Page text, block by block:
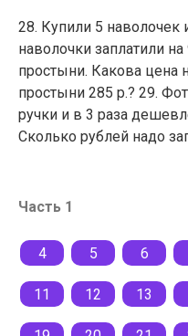
28. Купили 5 наволочек
наволочки заплатили
простыни. Какова цена
простыни 285 р.? 29.
ручки и в 3 раза
Сколько рублей надо
записан ряд чисел?
ряду. 800, 1 600, 3 200, 6
раза по столько,
Оле? — В три раза
лет тёте Вале? — Тётя
Алексея. — А сколько
Часть 1
4 5 6
11 12 13